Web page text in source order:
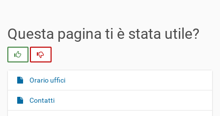
Questa pagina ti è stata utile?
N
a
v
Orario uffici
Contatti